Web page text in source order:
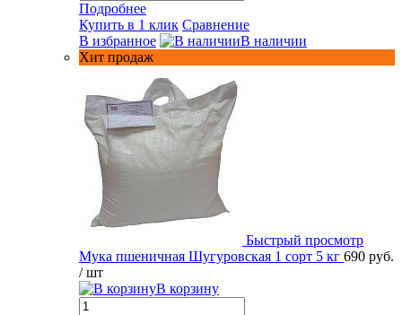
Подробнее
Купить в 1 клик Сравнение
В избранное
В наличии
Хит продаж
Быстрый просмотр
Мука пшеничная Шугуровская 1 сорт 5 кг 690 руб.
/ шт
В корзину